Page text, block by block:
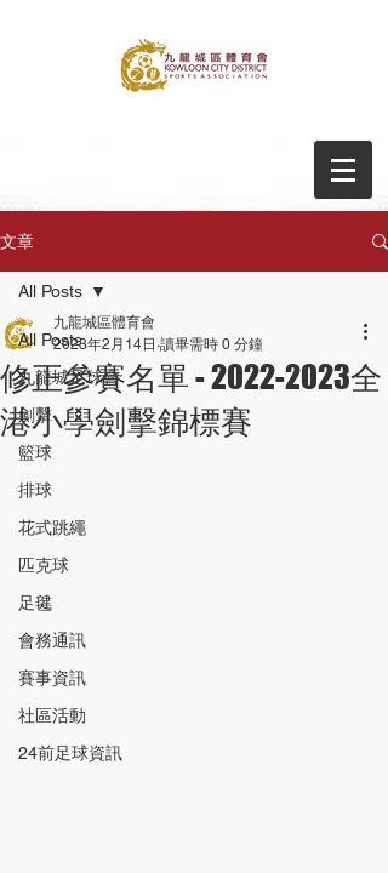
文章
All Posts
九龍城足球會
劍擊
籃球
排球
花式跳繩
匹克球
足毽
會務通訊
賽事資訊
社區活動
24前足球資訊
All Posts
修正參賽名單 - 2022-2023全
港小學劍擊錦標賽
九龍城區體育會
2023年2月14日 讀畢需時 0 分鐘